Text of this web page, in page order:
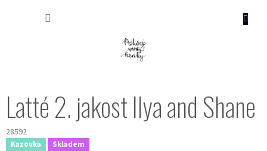
Latté 2. jakost Ilya and Shane
28592
Kazovka Skladem